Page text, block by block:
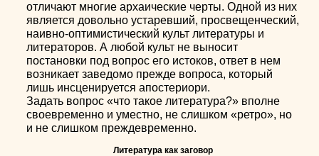
отличают многие архаические черты. Одной из них
является довольно устаревший, просвещенческий,
наивно-оптимистический культ литературы и
литераторов. А любой культ не выносит
постановки под вопрос его истоков, ответ в нем
возникает заведомо прежде вопроса, который
лишь инсценируется апостериори.
Задать вопрос «что такое литература?» вполне
своевременно и уместно, не слишком «ретро», но
и не слишком преждевременно.
Литература как заговор